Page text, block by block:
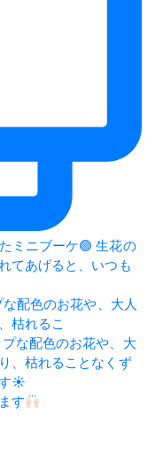
配色のお花や、大人
枯れるこ
す